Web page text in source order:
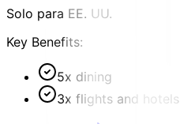
Solo para EE. UU.
Key Benefits:
5x dining
3x flights and hotels